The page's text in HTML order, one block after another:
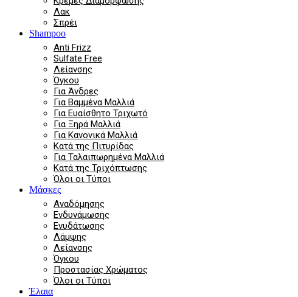
Λακ
Σπρέι
Shampoo
Anti Frizz
Sulfate Free
Λείανσης
Όγκου
Για Άνδρες
Για Βαμμένα Μαλλιά
Για Ευαίσθητο Τριχωτό
Για Ξηρά Μαλλιά
Για Κανονικά Μαλλιά
Κατά της Πιτυρίδας
Για Ταλαιπωρημένα Μαλλιά
Κατά της Τριχόπτωσης
Όλοι οι Τύποι
Μάσκες
Αναδόμησης
Ενδυνάμωσης
Ενυδάτωσης
Λάμψης
Λείανσης
Όγκου
Προστασίας Χρώματος
Όλοι οι Τύποι
Έλαια